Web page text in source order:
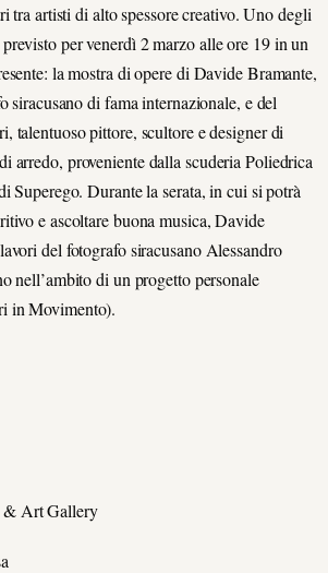
tra artisti di alto spessore creativo. Uno degli
per venerdì 2 marzo alle ore 19 in un
la mostra di opere di Davide Bramante,
siracusano di fama internazionale, e del
talentuoso pittore, scultore e designer di
arredo, proveniente dalla scuderia Poliedrica
Superego. Durante la serata, in cui si potrà
e ascoltare buona musica, Davide
del fotografo siracusano Alessandro
nell’ambito di un progetto personale
in Movimento).
& Art Gallery